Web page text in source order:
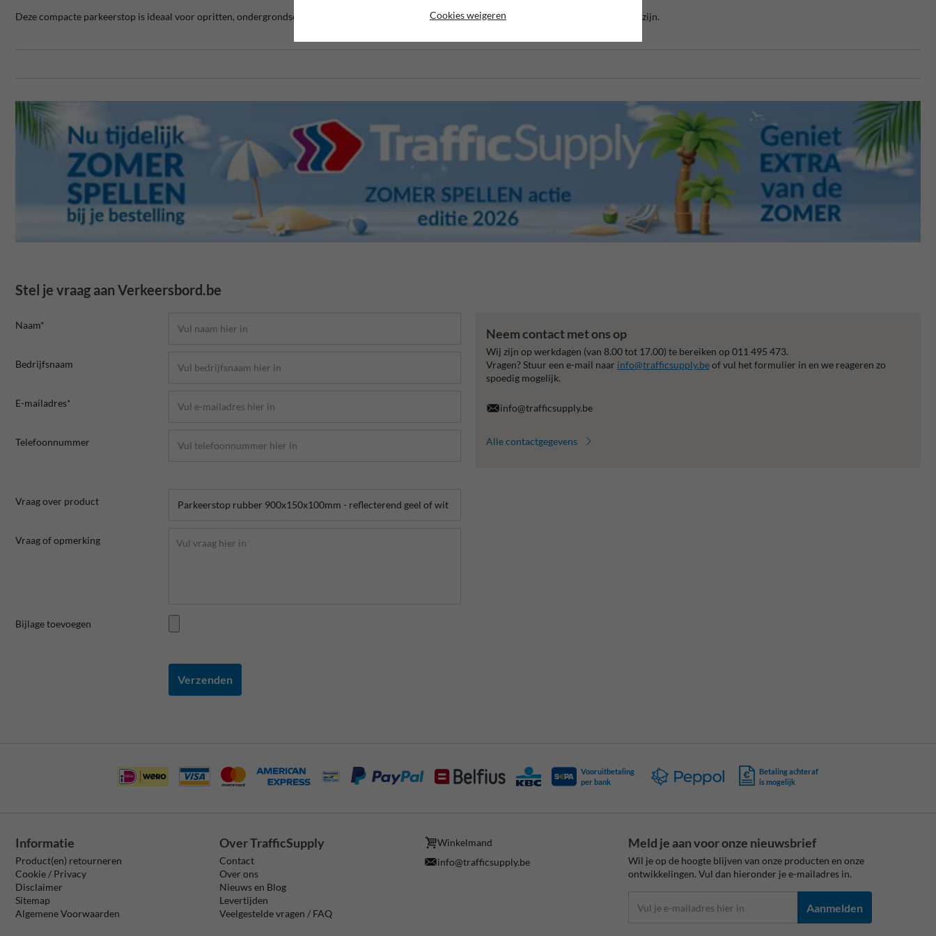
Deze compacte parkeerstop is ideaal voor opritten, ondergrondse garages of gereserveerde parkings waar precisie en betrouwbaarheid essentieel zijn.
Stel je vraag aan Verkeersbord.be
Naam*
Bedrijfsnaam
E-mailadres*
Telefoonnummer
Vraag over product
Vraag of opmerking
Bijlage toevoegen
Verzenden
Neem contact met ons op
Wij zijn op werkdagen (van 8.00 tot 17.00) te bereiken op 011 495 473.
Vragen? Stuur een e-mail naar info@trafficsupply.beof vul het formulier in en we reageren zo
spoedig mogelijk.
info@trafficsupply.be
Alle contactgegevens
Vooruitbetaling
per bank
Betaling achteraf
is mogelijk
Informatie
Product(en) retourneren
Cookie / Privacy
Disclaimer
Sitemap
Algemene Voorwaarden
Over TrafficSupply
Contact
Over ons
Nieuws en Blog
Levertijden
Veelgestelde vragen / FAQ
Winkelmand
info@trafficsupply.be
Meld je aan voor onze nieuwsbrief
Wil je op de hoogte blijven van onze producten en onze
ontwikkelingen. Vul dan hieronder je e-mailadres in.
Aanmelden
Cookies weigeren